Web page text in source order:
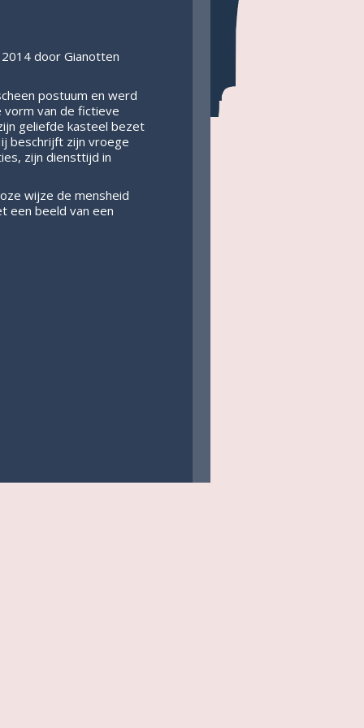
door Gianotten
postuum en werd
vorm van de fictieve
geliefde kasteel bezet
beschrijft zijn vroege
zijn diensttijd in
wijze de mensheid
een beeld van een